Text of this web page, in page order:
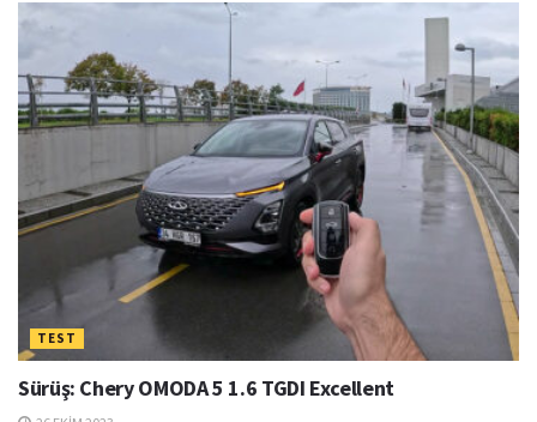
TEST
Sürüş: Chery OMODA 5 1.6 TGDI Excellent